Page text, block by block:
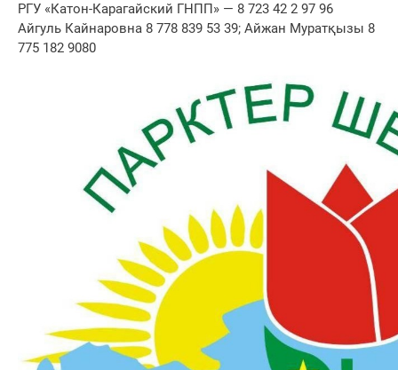
РГУ «Катон-Карагайский ГНПП» —​ 8 723 42 2 97 96​ ​
Айгуль Кайнаровна 8​ 778​ 839 53 39; Айжан Муратқызы 8​
775​ 182 9080